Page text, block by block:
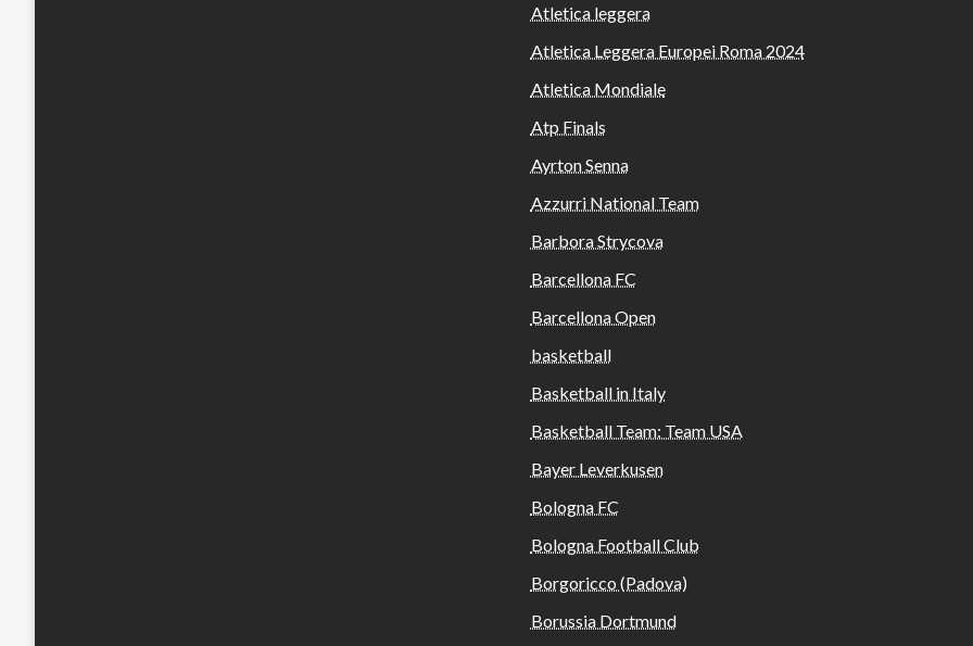
Atletica leggera
Atletica Leggera Europei Roma 2024
Atletica Mondiale
Atp Finals
Ayrton Senna
Azzurri National Team
Barbora Strycova
Barcellona FC
Barcellona Open
basketball
Basketball in Italy
Basketball Team: Team USA
Bayer Leverkusen
Bologna FC
Bologna Football Club
Borgoricco (Padova)
Borussia Dortmund